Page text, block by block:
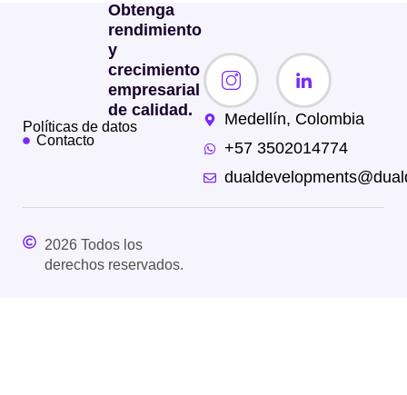
Obtenga
rendimiento
y
crecimiento
empresarial
de calidad.
Políticas de datos
Contacto
Medellín, Colombia
+57 3502014774
2026 Todos los
derechos reservados.